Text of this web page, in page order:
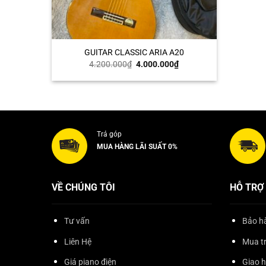
+
GUITAR CLASSIC ARIA A20
4.200.000₫ Giá
là:
4.000.000₫Giá
hiện
tại
Trả góp
MUA HÀNG LÃI SUẤT 0%
VỀ CHÚNG TÔI
Tư vấn
Liên Hệ
Giá piano điện
HỖ
Bảo
Mua
Giao